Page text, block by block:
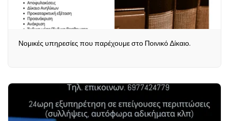
Νομικές υπηρεσίες που παρέχουμε στο Ποινικό Δίκαιο.